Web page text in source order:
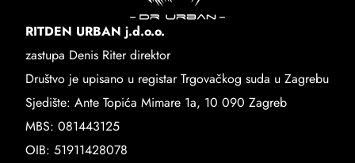
RITDEN URBAN j.d.o.o.
zastupa Denis Riter direktor
Društvo je upisano u registar Trgovačkog suda u Zagrebu
Sjedište: Ante Topića Mimare 1a, 10 090 Zagreb
MBS: 081443125
OIB: 51911428078